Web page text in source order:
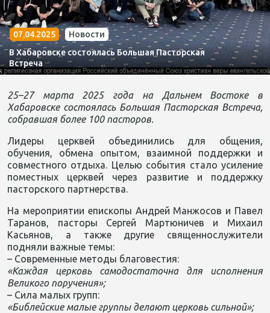
07.04.2025
Новости
В Хабаровске состоялась Большая Пасторская
Встреча
25–27 марта 2025 года на Дальнем Востоке в
Хабаровске состоялась Большая Пасторская Встреча,
собравшая более 100 пасторов.
Лидеры церквей объединились для общения,
обучения, обмена опытом, взаимной поддержки и
совместного отдыха. Целью события стало усиление
поместных церквей через развитие и поддержку
пасторского партнерства.
На мероприятии епископы Андрей Манжосов и Павел
Таранов, пасторы Сергей Мартюничев и Михаил
Касьянов, а также другие священнослужители
подняли важные темы:
– Современные методы благовестия:
«Каждая церковь самодостаточна для исполнения
Великого поручения»;
– Сила малых групп:
«Библейские малые группы делают церковь сильной»;